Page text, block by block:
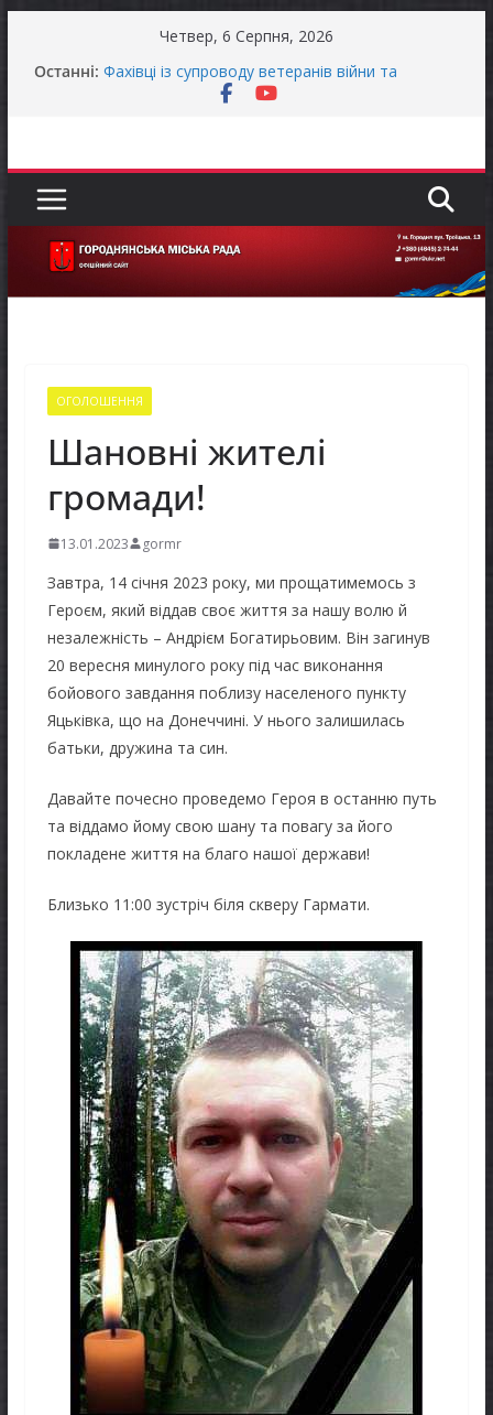
Четвер, 6 Серпня, 2026
Останні: Фахівці із супроводу ветеранів війни та
демобілізованих осіб в Городнянській громаді
Городнянська міська рада встановила 100-
відсоткові податкові пільги для територій,
щодо яких прийнято рішення про обов’язкову
евакуацію населення
ОГОЛОШЕННЯ
Шановні жителі
громади!
13.01.2023 gormr
Завтра, 14 січня 2023 року, ми прощатимемось з
Героєм, який віддав своє життя за нашу волю й
незалежність – Андрієм Богатирьовим. Він загинув
20 вересня минулого року під час виконання
бойового завдання поблизу населеного пункту
Яцьківка, що на Донеччині. У нього залишилась
батьки, дружина та син.
Давайте почесно проведемо Героя в останню путь
та віддамо йому свою шану та повагу за його
покладене життя на благо нашої держави!
Близько 11:00 зустріч біля скверу Гармати.